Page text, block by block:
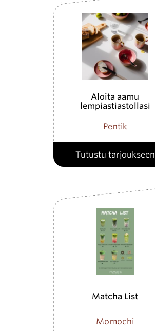
Aloita aamu
lempiastiastollasi
Pentik
Tutustu tarjoukseen
Matcha List
Momochi